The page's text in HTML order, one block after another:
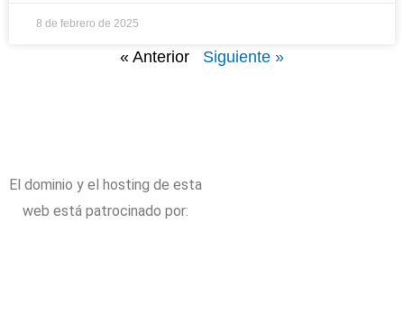
8 de febrero de 2025
« Anterior Siguiente »
El dominio y el hosting de esta
web está patrocinado por: